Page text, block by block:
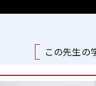
この先生の